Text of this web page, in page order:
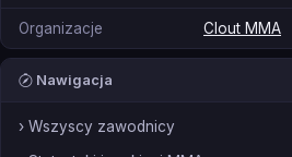
Organizacje Clout MMA
Nawigacja
› Wszyscy zawodnicy